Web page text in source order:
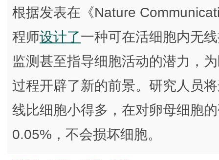
根据发表在《Nature
程师设计了一种可在活细胞内无
监测甚至指导细胞活动的潜力，
过程开辟了新的前景。研究人员
线比细胞小得多，在对卵母细胞
0.05%，不会损坏细胞。